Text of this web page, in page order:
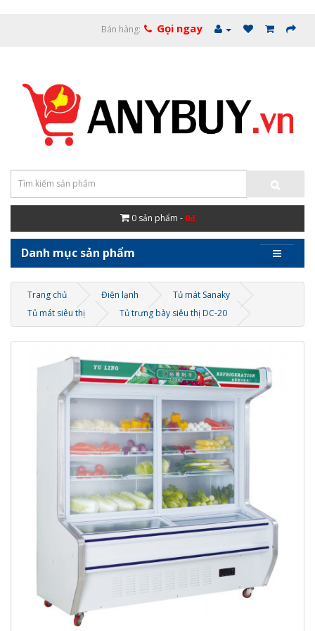
Bán hàng: Gọi ngay
0 sản phẩm - 0đ
Danh mục sản phẩm
Trang chủ Điện lạnh
Tủ mát Sanaky
Tủ mát siêu thị
Tủ trưng bày siêu thị DC-20